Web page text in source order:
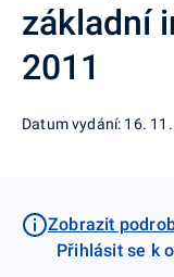
základní
2011
Datum vydání: 16. 11.
Zobrazit
Přihlásit se k